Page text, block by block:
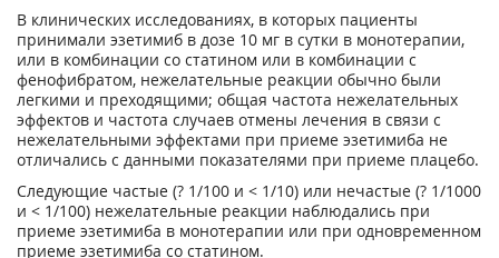
В клинических исследованиях, в которых пациенты
принимали эзетимиб в дозе 10 мг в сутки в монотерапии,
или в комбинации со статином или в комбинации с
фенофибратом, нежелательные реакции обычно были
легкими и преходящими; общая частота нежелательных
эффектов и частота случаев отмены лечения в связи с
нежелательными эффектами при приеме эзетимиба не
отличались с данными показателями при приеме плацебо.
Следующие частые (? 1/100 и < 1/10) или нечастые (? 1/1000
и < 1/100) нежелательные реакции наблюдались при
приеме эзетимиба в монотерапии или при одновременном
приеме эзетимиба со статином.